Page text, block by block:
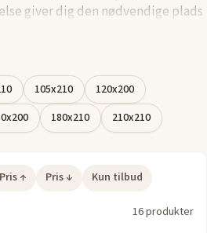
giver dig den nødvendige plads
med at den passer perfekt til
en solid træramme og
og komfort for en god
både par og dem, der ønsker
størrelse og komfort, og den
og oplev den ultimative
105x210
120x200
180x210 210x210
Pris ↑ Pris ↓ Kun tilbud
16 produkter